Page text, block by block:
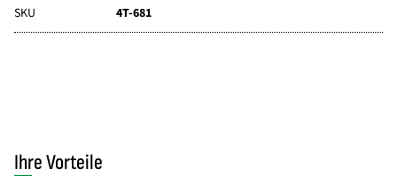
SKU 4T-681
Ihre Vorteile